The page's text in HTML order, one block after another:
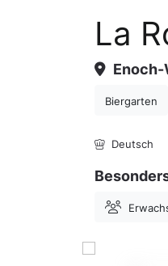
La
Enoch-
Biergarten
Deutsch